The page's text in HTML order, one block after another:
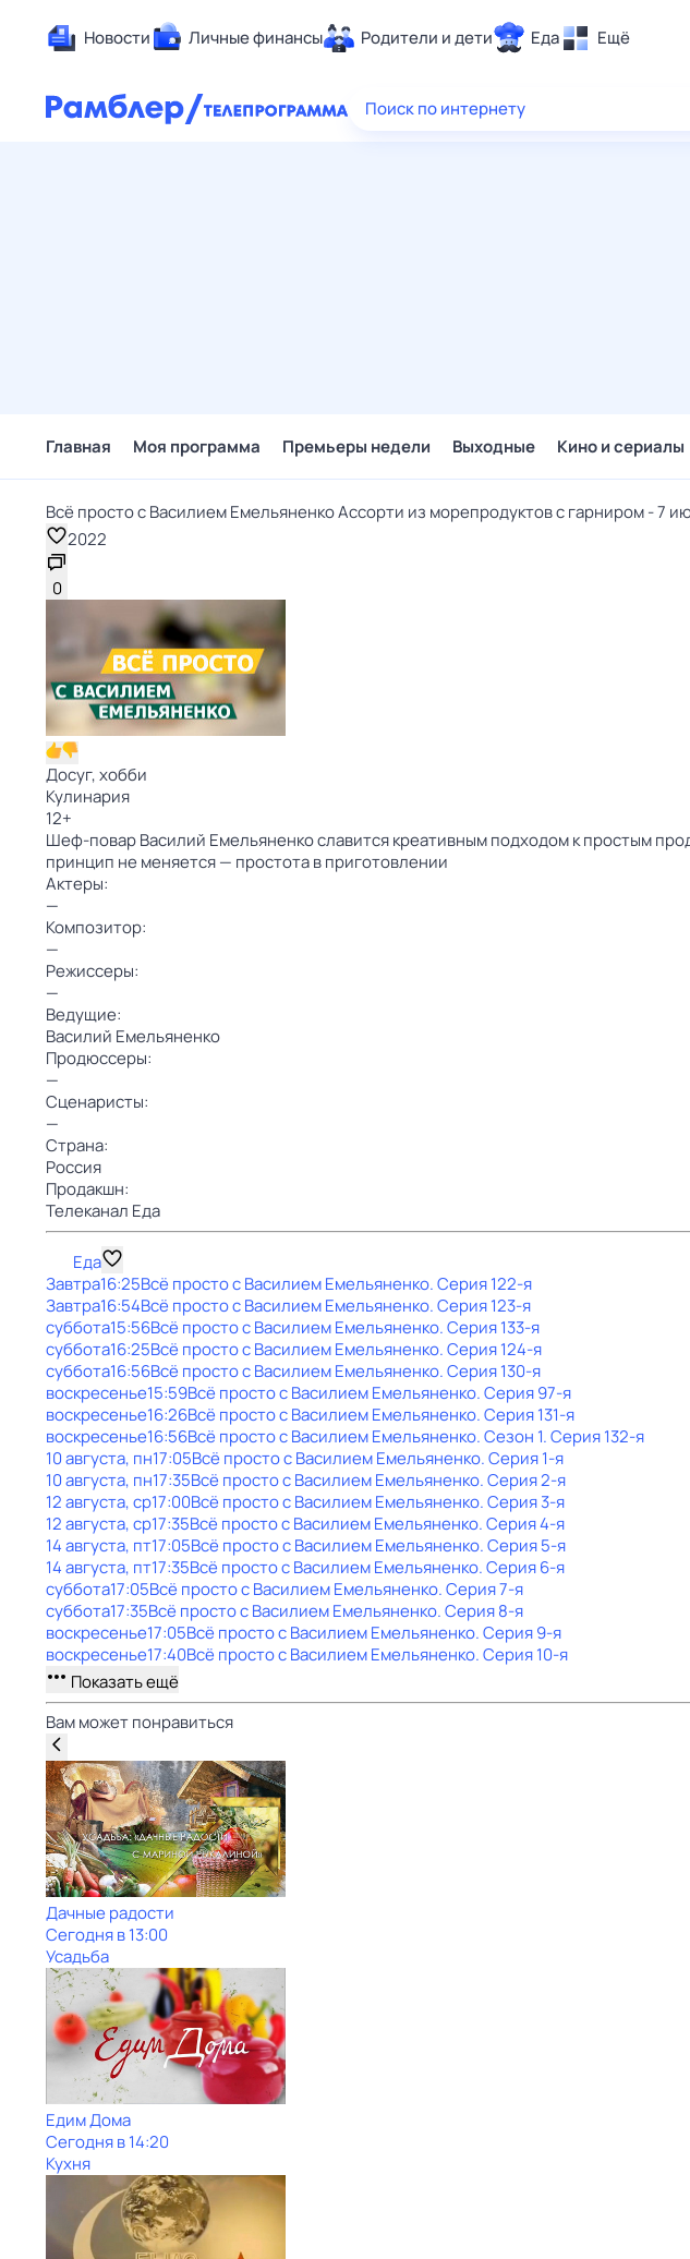
Новости Личные финансы Родители и дети Еда Ещё
Здоровье
Поиск по интернету
Главная Моя программа Премьеры недели Выходные Кино и сериалы
Всё просто с Василием Емельяненко Ассорти из морепродуктов с гарниром - 7
2022
0
Досуг, хобби
Кулинария
12+
Шеф-повар Василий Емельяненко славится креативным подходом к простым
принцип не меняется — простота в приготовлении
Актеры:
—
Композитор:
—
Режиссеры:
—
Ведущие:
Василий Емельяненко
Продюссеры:
—
Сценаристы:
—
Страна:
Россия
Продакшн:
Телеканал Еда
Еда
Завтра16:25Всё просто с Василием Емельяненко. Серия 122-я
Завтра16:54Всё просто с Василием Емельяненко. Серия 123-я
суббота15:56Всё просто с Василием Емельяненко. Серия 133-я
суббота16:25Всё просто с Василием Емельяненко. Серия 124-я
суббота16:56Всё просто с Василием Емельяненко. Серия 130-я
воскресенье15:59Всё просто с Василием Емельяненко. Серия 97-я
воскресенье16:26Всё просто с Василием Емельяненко. Серия 131-я
воскресенье16:56Всё просто с Василием Емельяненко. Сезон 1. Серия 132-я
10 августа, пн17:05Всё просто с Василием Емельяненко. Серия 1-я
10 августа, пн17:35Всё просто с Василием Емельяненко. Серия 2-я
12 августа, ср17:00Всё просто с Василием Емельяненко. Серия 3-я
12 августа, ср17:35Всё просто с Василием Емельяненко. Серия 4-я
14 августа, пт17:05Всё просто с Василием Емельяненко. Серия 5-я
14 августа, пт17:35Всё просто с Василием Емельяненко. Серия 6-я
суббота17:05Всё просто с Василием Емельяненко. Серия 7-я
суббота17:35Всё просто с Василием Емельяненко. Серия 8-я
воскресенье17:05Всё просто с Василием Емельяненко. Серия 9-я
воскресенье17:40Всё просто с Василием Емельяненко. Серия 10-я
Показать ещё
Вам может понравиться
Дачные радости
Сегодня в 13:00
Усадьба
Едим Дома
Сегодня в 14:20
Кухня